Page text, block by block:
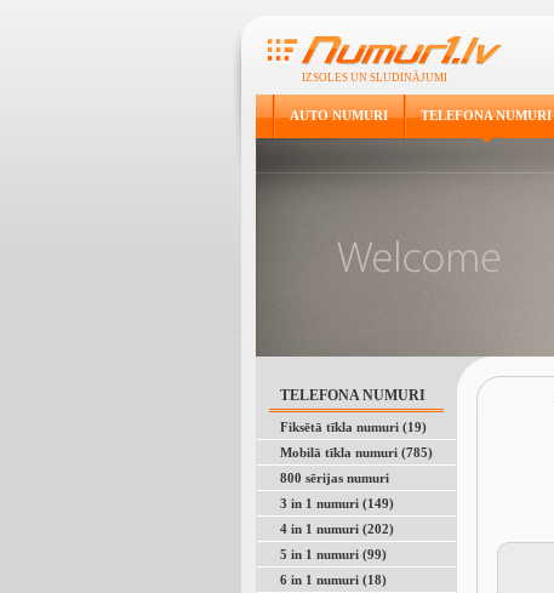
IZSOLES UN SLUDINĀJUMI
AUTO NUMURI TELEFONA NUMURI
TELEFONA NUMURI
Fiksētā tīkla numuri (19)
Mobilā tīkla numuri (785)
800 sērijas numuri
3 in 1 numuri (149)
4 in 1 numuri (202)
5 in 1 numuri (99)
6 in 1 numuri (18)